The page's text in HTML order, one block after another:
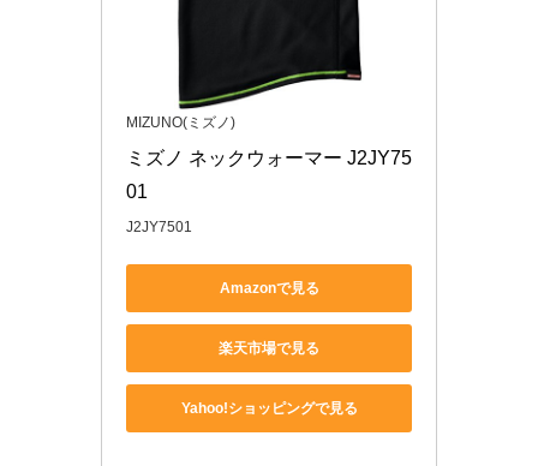
MIZUNO(ミズノ)
ミズノ ネックウォーマー J2JY75
01
J2JY7501
Amazonで見る
楽天市場で見る
Yahoo!ショッピングで見る